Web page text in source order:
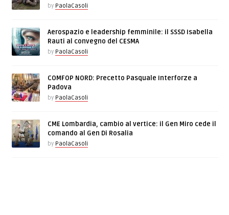
by PaolaCasoli
Aerospazio e leadership femminile: il SSSD Isabella
Rauti al convegno del CESMA
by PaolaCasoli
COMFOP NORD: Precetto Pasquale Interforze a
Padova
by PaolaCasoli
CME Lombardia, cambio al vertice: il Gen Miro cede il
comando al Gen Di Rosalia
by PaolaCasoli